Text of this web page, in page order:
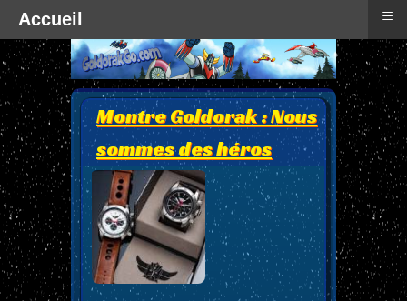
Montre Goldorak : Nous
sommes des héros
Accueil ≡